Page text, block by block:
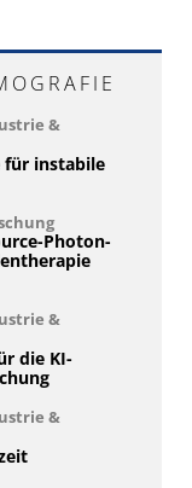
&
für instabile
Photon-
&
die KI-
&